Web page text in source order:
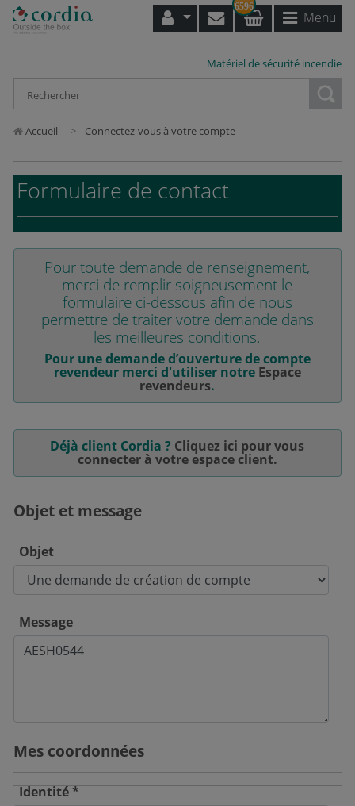
6596
Menu
Matériel de sécurité incendie
Accueil Connectez-vous à votre compte
Formulaire de contact
Pour toute demande de renseignement,
merci de remplir soigneusement le
formulaire ci-dessous afin de nous
permettre de traiter votre demande dans
les meilleures conditions.
Pour une demande d’ouverture de compte
revendeur merci d'utiliser notre Espace
revendeurs.
Déjà client Cordia ? Cliquez ici pour vous
connecter à votre espace client.
Objet et message
Objet
Message
Mes coordonnées
Identité *